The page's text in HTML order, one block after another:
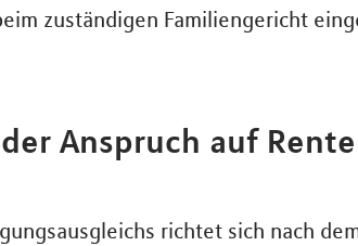
zuständigen Familiengericht
Anspruch auf
richtet sich nach